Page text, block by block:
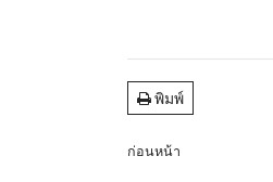
พิมพ์
ก่อนหน้า